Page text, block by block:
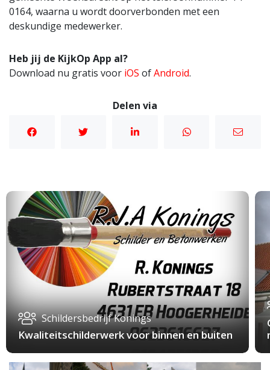
0164, waarna u wordt doorverbonden met een
deskundige medewerker.
Heb jij de KijkOp App al?
Download nu gratis voor iOS ofAndroid.
Delen via
Schildersbedrijf Konings
Kwaliteitschilderwerk voor binnen en buiten